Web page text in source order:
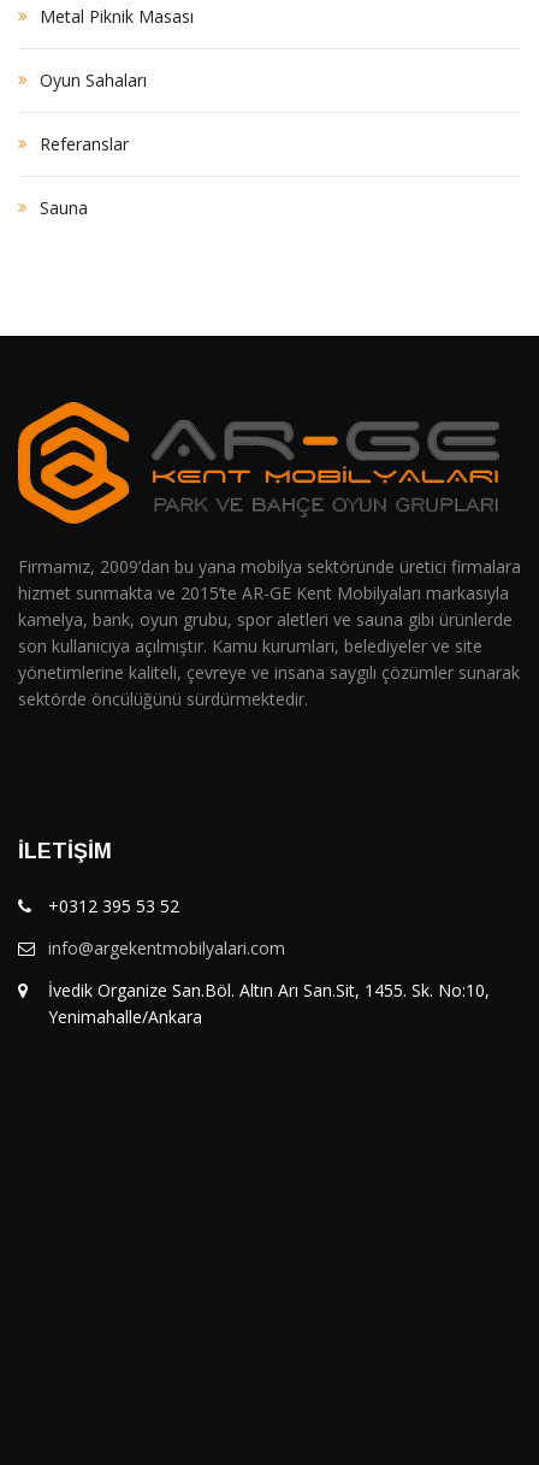
Metal Piknik Masası
Oyun Sahaları
Referanslar
Sauna
Firmamız, 2009’dan bu yana mobilya sektöründe üretici firmalara
hizmet sunmakta ve 2015’te AR-GE Kent Mobilyaları markasıyla
kamelya, bank, oyun grubu, spor aletleri ve sauna gibi ürünlerde
son kullanıcıya açılmıştır. Kamu kurumları, belediyeler ve site
yönetimlerine kaliteli, çevreye ve insana saygılı çözümler sunarak
sektörde öncülüğünü sürdürmektedir.
İLETIŞIM
+0312 395 53 52
info@argekentmobilyalari.com
İvedik Organize San.Böl. Altın Arı San.Sit, 1455. Sk. No:10,
Yenimahalle/Ankara